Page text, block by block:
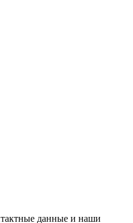
данные и наши